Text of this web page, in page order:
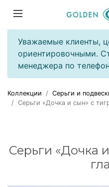
Уважаемые клиенты,
ориентировочными.
менеджера по
Коллекции
Серьги и
Серьги «Дочка и сын» с
Серьги «Дочка